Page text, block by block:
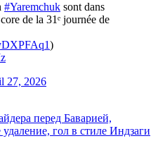
#Yaremchuk sont dans
de la 31ᵉ journée de
)
27, 2026
перед Баварией,
гол в стиле Индзаги